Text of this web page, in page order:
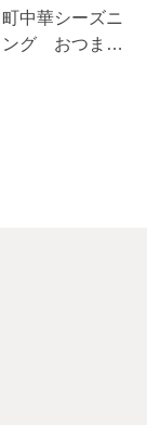
町中華シーズニ
ング おつまみ